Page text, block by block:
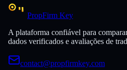
PropFirm Key
A plataforma confiável para
dados verificados e avaliações de
contact@propfirmkey.com